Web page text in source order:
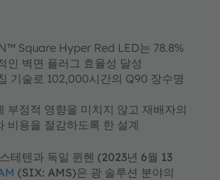
Square Hyper Red LED는 78.8%
인 벽면 플러그 효율성 달성
기술로 102,000시간의 Q90 장수명
부정적 영향을 미치지 않고 재배자의
비용을 절감하도록 한 설계
테텐과 독일 뮌헨 (2023년 6월 13
(SIX: AMS)은 광 솔루션 분야의